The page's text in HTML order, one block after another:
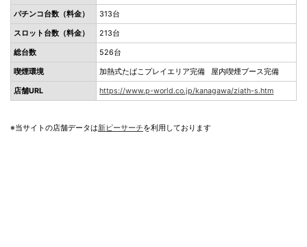
パチンコ台数（料金） 313台
スロット台数（料金） 213台
総台数 526台
喫煙環境 加熱式たばこプレイエリア完備 屋内喫煙ブース完備
店舗URL https://www.p-world.co.jp/kanagawa/ziath-s.htm
※当サイトの店舗データは新ピーサーチを利用しております